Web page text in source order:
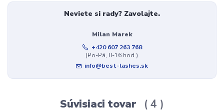
Neviete si rady? Zavolajte.
Milan Marek
+420 607 263 768
(Po-Pá, 8-16 hod.)
info@best-lashes.sk
Súvisiaci tovar 4